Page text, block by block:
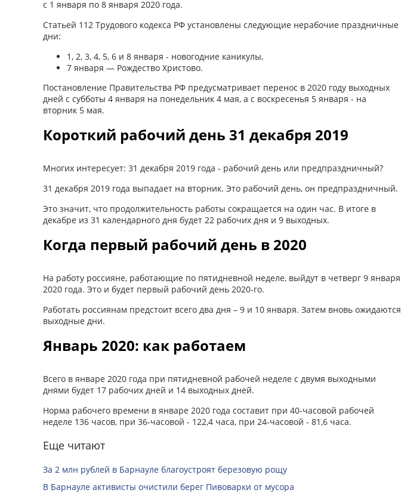
с 1 января по 8 января 2020 года.
Статьей 112 Трудового кодекса РФ установлены следующие нерабочие праздничные
дни:
1, 2, 3, 4, 5, 6 и 8 января - новогодние каникулы,
7 января — Рождество Христово.
Постановление Правительства РФ предусматривает перенос в 2020 году выходных
дней с субботы 4 января на понедельник 4 мая, а с воскресенья 5 января - на
вторник 5 мая.
Короткий рабочий день 31 декабря 2019
Многих интересует: 31 декабря 2019 года - рабочий день или предпраздничный?
31 декабря 2019 года выпадает на вторник. Это рабочий день, он предпраздничный.
Это значит, что продолжительность работы сокращается на один час. В итоге в
декабре из 31 календарного дня будет 22 рабочих дня и 9 выходных.
Когда первый рабочий день в 2020
На работу россияне, работающие по пятидневной неделе, выйдут в четверг 9 января
2020 года. Это и будет первый рабочий день 2020-го.
Работать россиянам предстоит всего два дня – 9 и 10 января. Затем вновь ожидаются
выходные дни.
Январь 2020: как работаем
Всего в январе 2020 года при пятидневной рабочей неделе с двумя выходными
днями будет 17 рабочих дней и 14 выходных дней.
Норма рабочего времени в январе 2020 года составит при 40-часовой рабочей
неделе 136 часов, при 36-часовой - 122,4 часа, при 24-часовой - 81,6 часа.
Еще читают
За 2 млн рублей в Барнауле благоустроят березовую рощу
В Барнауле активисты очистили берег Пивоварки от мусора